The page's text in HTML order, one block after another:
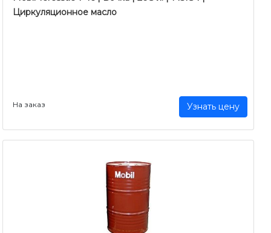
Циркуляционное масло
На заказ Узнать цену